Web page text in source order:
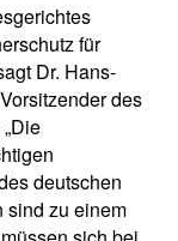
für
Dr. Hans-
des
deutschen
sind zu einem